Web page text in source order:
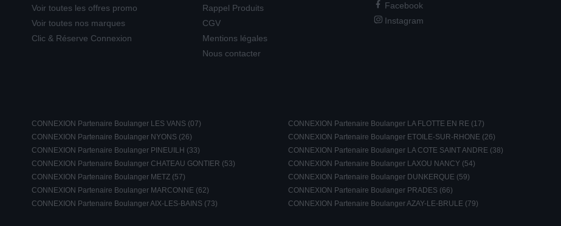
Voir toutes les offres promo
Voir toutes nos marques
Clic & Réserve Connexion
Rappel Produits
CGV
Mentions légales
Nous contacter
Facebook
Instagram
CONNEXION Partenaire Boulanger LES VANS (07)
CONNEXION Partenaire Boulanger LA FLOTTE EN RE (17)
CONNEXION Partenaire Boulanger NYONS (26)
CONNEXION Partenaire Boulanger ETOILE-SUR-RHONE (26)
CONNEXION Partenaire Boulanger PINEUILH (33)
CONNEXION Partenaire Boulanger LA COTE SAINT ANDRE (38)
CONNEXION Partenaire Boulanger CHATEAU GONTIER (53)
CONNEXION Partenaire Boulanger LAXOU NANCY (54)
CONNEXION Partenaire Boulanger METZ (57)
CONNEXION Partenaire Boulanger DUNKERQUE (59)
CONNEXION Partenaire Boulanger MARCONNE (62)
CONNEXION Partenaire Boulanger PRADES (66)
CONNEXION Partenaire Boulanger AIX-LES-BAINS (73)
CONNEXION Partenaire Boulanger AZAY-LE-BRULE (79)